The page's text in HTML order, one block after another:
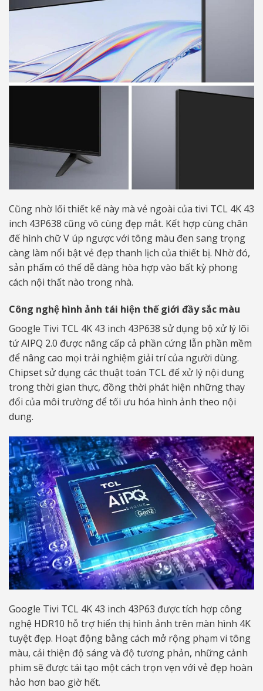
Cũng nhờ lối thiết kế này mà vẻ ngoài của tivi TCL 4K 43
inch 43P638 cũng vô cùng đẹp mắt. Kết hợp cùng chân
đế hình chữ V úp ngược với tông màu đen sang trọng
càng làm nổi bật vẻ đẹp thanh lịch của thiết bị. Nhờ đó,
sản phẩm có thể dễ dàng hòa hợp vào bất kỳ phong
cách nội thất nào trong nhà.
Công nghệ hình ảnh tái hiện thế giới đầy sắc màu
Google Tivi TCL 4K 43 inch 43P638 sử dụng bộ xử lý lõi
tứ AIPQ 2.0 được nâng cấp cả phần cứng lẫn phần mềm
để nâng cao mọi trải nghiệm giải trí của người dùng.
Chipset sử dụng các thuật toán TCL để xử lý nội dung
trong thời gian thực, đồng thời phát hiện những thay
đổi của môi trường để tối ưu hóa hình ảnh theo nội
dung.
Google Tivi TCL 4K 43 inch 43P63 được tích hợp công
nghệ HDR10 hỗ trợ hiển thị hình ảnh trên màn hình 4K
tuyệt đẹp. Hoạt động bằng cách mở rộng phạm vi tông
màu, cải thiện độ sáng và độ tương phản, những cảnh
phim sẽ được tái tạo một cách trọn vẹn với vẻ đẹp hoàn
hảo hơn bao giờ hết.